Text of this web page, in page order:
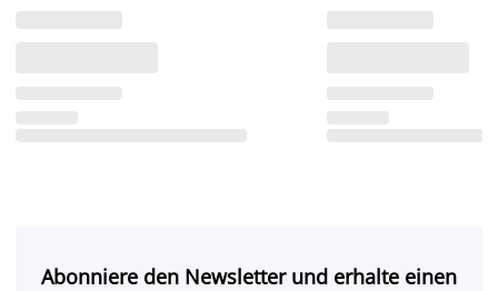
Abonniere den Newsletter und erhalte einen